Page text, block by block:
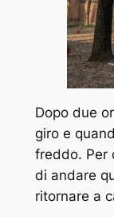
Dopo due
giro e
freddo. Per
di andare
ritornare a